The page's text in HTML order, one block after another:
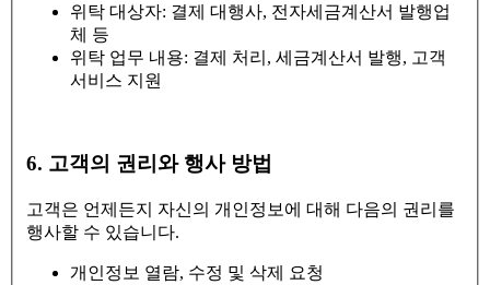
위탁 대상자: 결제 대행사, 전자세금계산서 발행업
체 등
위탁 업무 내용: 결제 처리, 세금계산서 발행, 고객
서비스 지원
6. 고객의 권리와 행사 방법
고객은 언제든지 자신의 개인정보에 대해 다음의 권리를
행사할 수 있습니다.
개인정보 열람, 수정 및 삭제 요청